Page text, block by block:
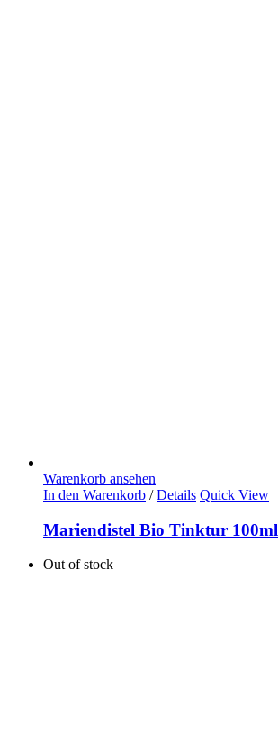
Warenkorb ansehen
In den Warenkorb / Details Quick View
Mariendistel Bio Tinktur 100ml
Out of stock